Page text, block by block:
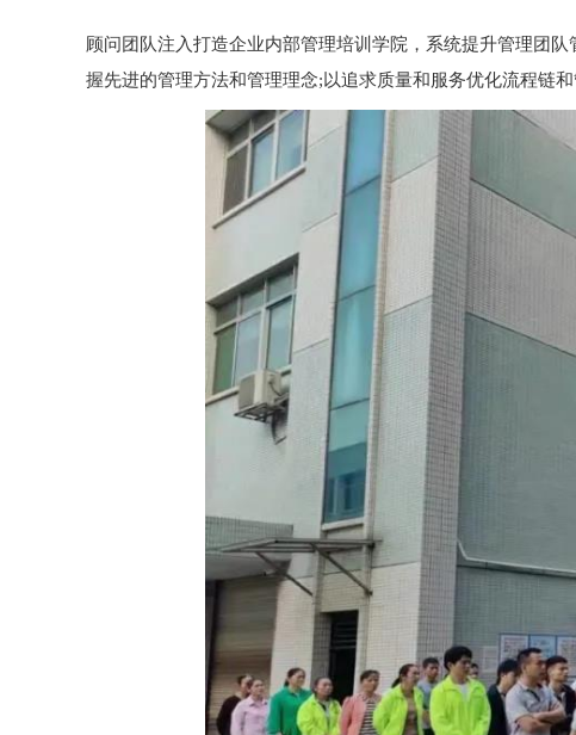
顾问团队注入打造企业内部管理培训学院，系统提升管理团
握先进的管理方法和管理理念;以追求质量和服务优化流程链